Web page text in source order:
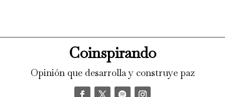
Coinspirando
Opinión que desarrolla y construye paz